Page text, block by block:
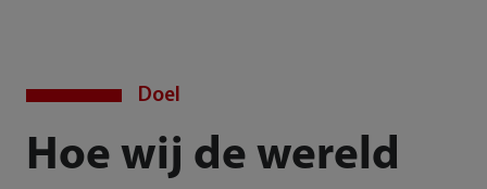
Doel
Hoe wij de wereld